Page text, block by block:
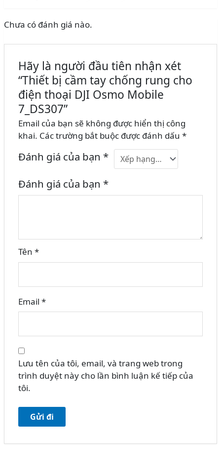
Chưa có đánh giá nào.
Hãy là người đầu tiên nhận xét
“Thiết bị cầm tay chống rung cho
điện thoại DJI Osmo Mobile
7_DS307”
Email của bạn sẽ không được hiển thị công
khai. Các trường bắt buộc được đánh dấu*
Đánh giá của bạn *
Đánh giá của bạn *
Tên*
Email*
Lưu tên của tôi, email, và trang web trong
trình duyệt này cho lần bình luận kế tiếp của
tôi.